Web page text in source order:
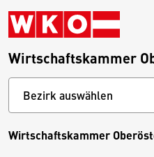
Wirtschaftskammer
Wirtschaftskammer